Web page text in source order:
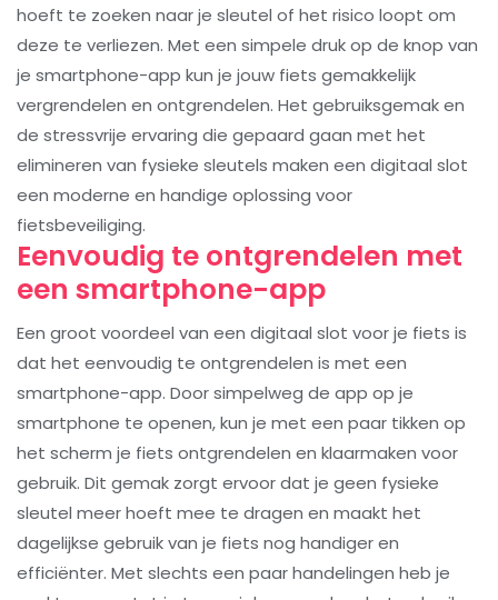
hoeft te zoeken naar je sleutel of het risico loopt om
deze te verliezen. Met een simpele druk op de knop van
je smartphone-app kun je jouw fiets gemakkelijk
vergrendelen en ontgrendelen. Het gebruiksgemak en
de stressvrije ervaring die gepaard gaan met het
elimineren van fysieke sleutels maken een digitaal slot
een moderne en handige oplossing voor
fietsbeveiliging.
Eenvoudig te ontgrendelen met
een smartphone-app
Een groot voordeel van een digitaal slot voor je fiets is
dat het eenvoudig te ontgrendelen is met een
smartphone-app. Door simpelweg de app op je
smartphone te openen, kun je met een paar tikken op
het scherm je fiets ontgrendelen en klaarmaken voor
gebruik. Dit gemak zorgt ervoor dat je geen fysieke
sleutel meer hoeft mee te dragen en maakt het
dagelijkse gebruik van je fiets nog handiger en
efficiënter. Met slechts een paar handelingen heb je